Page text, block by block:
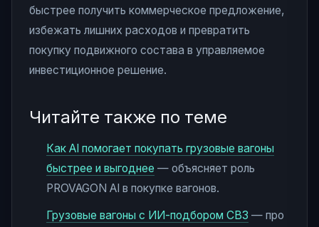
быстрее получить коммерческое предложение,
избежать лишних расходов и превратить
покупку подвижного состава в управляемое
инвестиционное решение.
Читайте также по теме
Как AI помогает покупать грузовые вагоны
быстрее и выгоднее — объясняет роль
PROVAGON AI в покупке вагонов.
Грузовые вагоны с ИИ-подбором СВЗ — про